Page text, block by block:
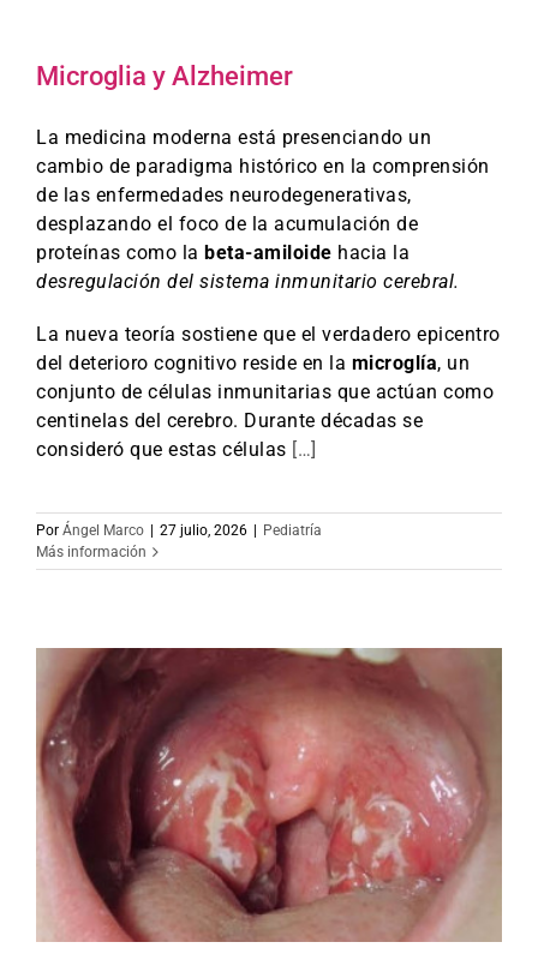
Microglia y Alzheimer
La medicina moderna está presenciando un
cambio de paradigma histórico en la comprensión
de las enfermedades neurodegenerativas,
desplazando el foco de la acumulación de
proteínas como la beta-amiloide hacia la
desregulación del sistema inmunitario cerebral.
La nueva teoría sostiene que el verdadero epicentro
del deterioro cognitivo reside en la microglía, un
conjunto de células inmunitarias que actúan como
centinelas del cerebro. Durante décadas se
consideró que estas células […]
Por Ángel Marco 27 julio, 2026
Pediatría
Más información